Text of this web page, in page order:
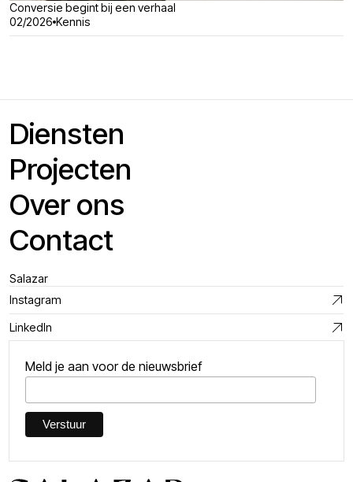
Conversie begint bij een verhaal
02/2026 Kennis
Diensten
Projecten
Over ons
Contact
Salazar
Instagram
LinkedIn
Meld je aan voor de nieuwsbrief